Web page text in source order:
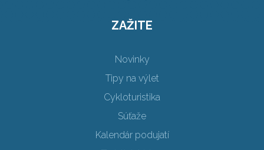
ZAŽITE
Novinky
Tipy na výlet
Cykloturistika
Súťaže
Kalendár podujatí